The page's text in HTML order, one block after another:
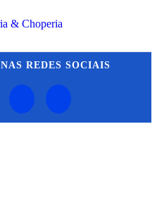
NAS REDES SOCIAIS